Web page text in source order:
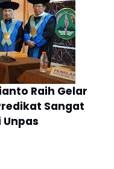
Raih Gelar
Sangat